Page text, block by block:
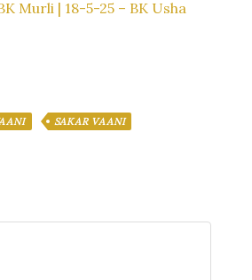
Murli | 18-5-25 – BK Usha
SAKAR VAANI